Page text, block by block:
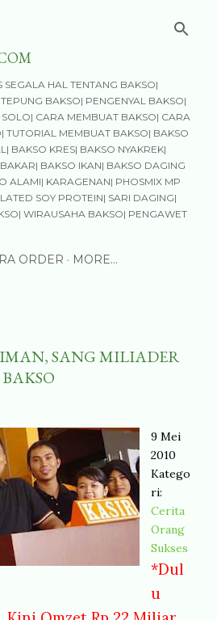
HAL TENTANG BAKSO|
BAKSO| PENGENYAL BAKSO|
SOLO| CARA MEMBUAT BAKSO| CARA
TUTORIAL MEMBUAT BAKSO| BAKSO
BAKSO KRES| BAKSO NYAKREK|
BAKSO IKAN| BAKSO DAGING
ALAMI| KARAGENAN| PHOSMIX MP
SOY PROTEIN| SARI DAGING|
WIRAUSAHA BAKSO| PENGAWET
ORDER MORE…
SANG MILIADER
9 Mei
2010
Katego
ri:
Cerita
Orang
Sukses
*Dul
u